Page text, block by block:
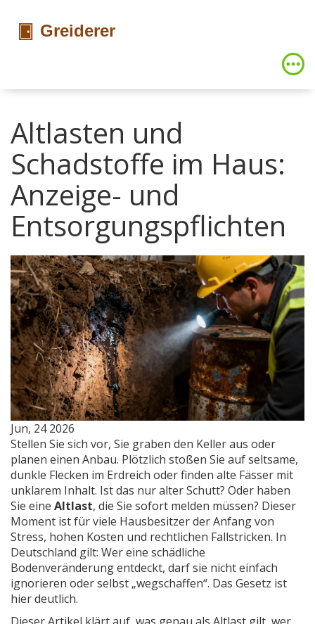
Altlasten und
Schadstoffe im Haus:
Anzeige- und
Entsorgungspflichten
Jun, 24 2026
Stellen Sie sich vor, Sie graben den Keller aus oder
planen einen Anbau. Plötzlich stoßen Sie auf seltsame,
dunkle Flecken im Erdreich oder finden alte Fässer mit
unklarem Inhalt. Ist das nur alter Schutt? Oder haben
Sie eine Altlast, die Sie sofort melden müssen? Dieser
Moment ist für viele Hausbesitzer der Anfang von
Stress, hohen Kosten und rechtlichen Fallstricken. In
Deutschland gilt: Wer eine schädliche
Bodenveränderung entdeckt, darf sie nicht einfach
ignorieren oder selbst „wegschaffen“. Das Gesetz ist
hier deutlich.